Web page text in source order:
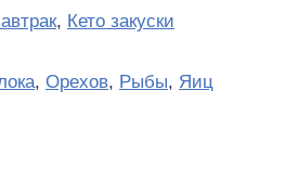
, Кето закуски
, Орехов, Рыбы, Яиц